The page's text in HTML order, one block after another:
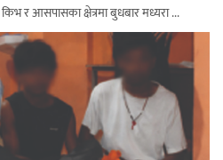
र आसपासका क्षेत्रमा बुधबार मध्यरा ...